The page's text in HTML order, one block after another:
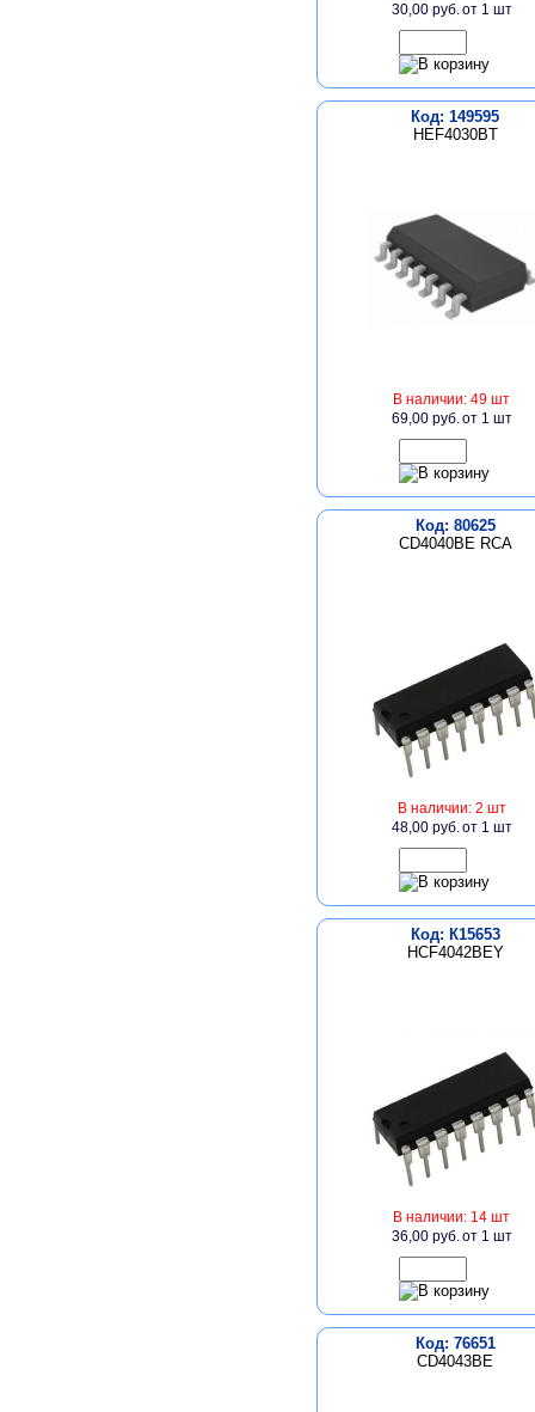
30,00 руб.от 1 шт
Код: 149595
HEF4030BT
В наличии: 49 шт
69,00 руб.от 1 шт
Код: 80625
CD4040BE RCA
В наличии: 2 шт
48,00 руб.от 1 шт
Код: К15653
HCF4042BEY
В наличии: 14 шт
36,00 руб.от 1 шт
Код: 76651
CD4043BE